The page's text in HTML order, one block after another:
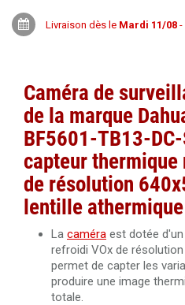
Livraison dès le Mardi 11/08 -
Caméra de
de la marque
BF5601-TB13-
capteur
de résolution
lentille
La caméra est dotée
refroidi VOx de
permet de capter les
produire une image
totale.